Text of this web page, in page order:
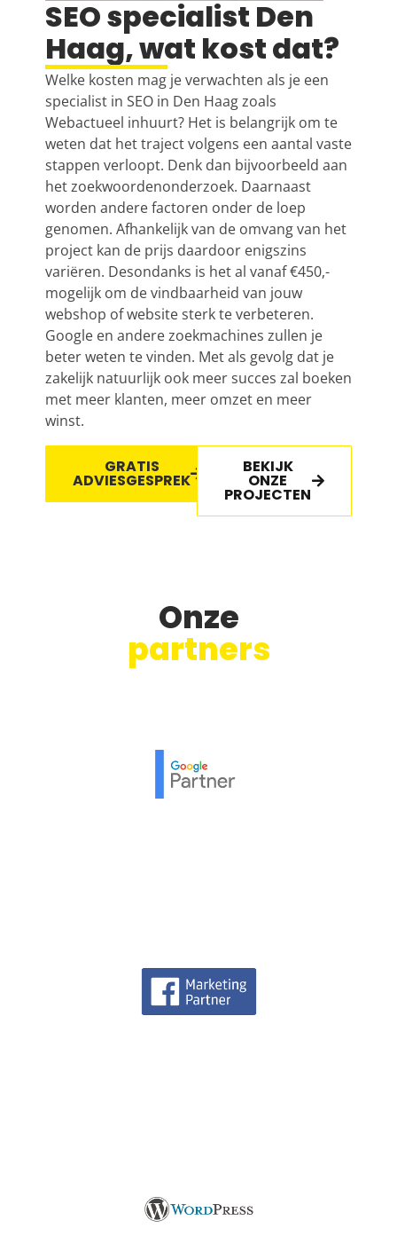
SEO specialist Den
Haag, wat kost dat?
Welke kosten mag je verwachten als je een
specialist in SEO in Den Haag zoals
Webactueel inhuurt? Het is belangrijk om te
weten dat het traject volgens een aantal vaste
stappen verloopt. Denk dan bijvoorbeeld aan
het zoekwoordenonderzoek. Daarnaast
worden andere factoren onder de loep
genomen. Afhankelijk van de omvang van het
project kan de prijs daardoor enigszins
variëren. Desondanks is het al vanaf €450,-
mogelijk om de vindbaarheid van jouw
webshop of website sterk te verbeteren.
Google en andere zoekmachines zullen je
beter weten te vinden. Met als gevolg dat je
zakelijk natuurlijk ook meer succes zal boeken
met meer klanten, meer omzet en meer
winst.
GRATIS
ADVIESGESPREK
BEKIJK
ONZE
PROJECTEN
Onze
partners